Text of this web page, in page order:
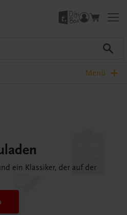
Menü
ein Klassiker, der auf der